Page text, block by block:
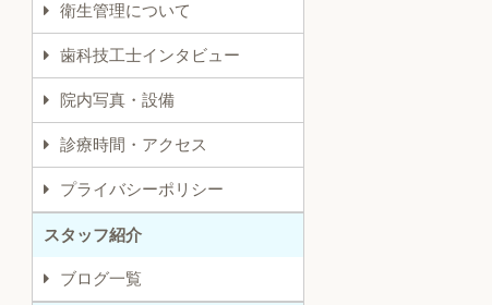
衛生管理について
歯科技工士インタビュー
院内写真・設備
診療時間・アクセス
プライバシーポリシー
スタッフ紹介
ブログ一覧